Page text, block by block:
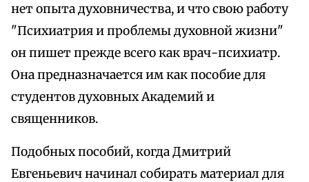
нет опыта духовничества, и что свою работу
"Психиатрия и проблемы духовной жизни"
он пишет прежде всего как врач-психиатр.
Она предназначается им как пособие для
студентов духовных Академий и
священников.
Подобных пособий, когда Дмитрий
Евгеньевич начинал собирать материал для